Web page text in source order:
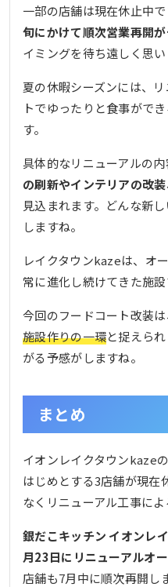
一部の店舗は現在休止中で
旬にかけて順次営業再開
イミングを待ち遠しく思い
夏の休暇シーズンには、
トでゆったりと食事がで
す。
具体的なリニューアルの
の刷新やインテリアの改
見込まれます。どんな新
しますね。
レイクタウンkazeは、オ
常に進化し続けてきた施設
今回のフードコート改装は
施設作りの一環と捉えら
がる予感がしますね。
まとめ
イオンレイクタウンkaze
はじめとする3店舗が現在
なくリニューアル工事によ
銀だこキッチン イオンレ
月23日にリニューアルオ
店舗も7月中に順次再開し